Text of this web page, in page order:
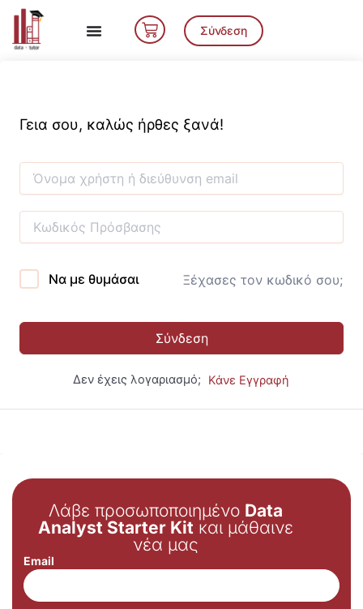
Μετάβαση
περιεχόμενο
Cart Σύνδεση
Γεια σου, καλώς ήρθες ξανά!
Να με θυμάσαι Ξέχασες τον κωδικό σου;
Σύνδεση
Δεν έχεις λογαριασμό; Κάνε Εγγραφή
Λάβε προσωποποιημένο Data
Analyst Starter Kit και μάθαινε
νέα μας
Email